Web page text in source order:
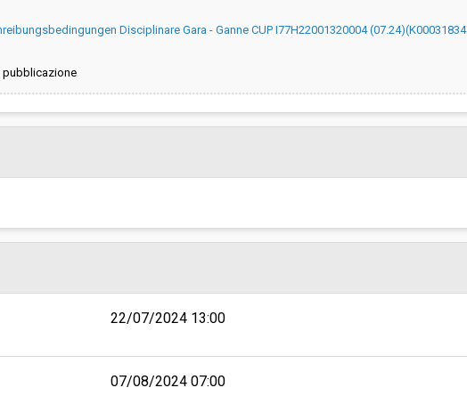
Disciplinare Gara - Ganne CUP I77H22001320004
pubblicazione
22/07/2024 13:00
07/08/2024 07:00